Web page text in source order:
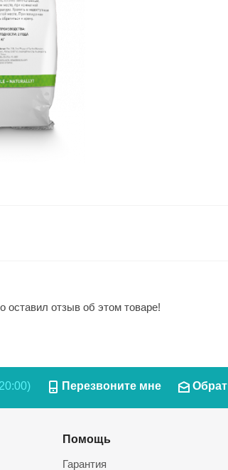
оставил отзыв об этом товаре!
Перезвоните мне
Помощь
Гарантия